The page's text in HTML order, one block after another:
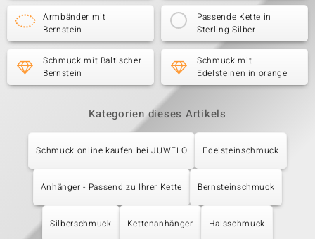
Armbänder mit
Bernstein
Passende Kette in
Sterling Silber
Schmuck mit Baltischer
Bernstein
Schmuck mit
Edelsteinen in orange
Kategorien dieses Artikels
Schmuck online kaufen bei JUWELO Edelsteinschmuck
Anhänger - Passend zu Ihrer Kette Bernsteinschmuck
Silberschmuck Kettenanhänger Halsschmuck